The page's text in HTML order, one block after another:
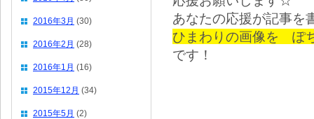
あなたの応援が記事を
ひまわりの画像を ぽ
です！
2016年3月 (30)
2016年2月 (28)
2016年1月 (16)
2015年12月 (34)
2015年5月 (2)